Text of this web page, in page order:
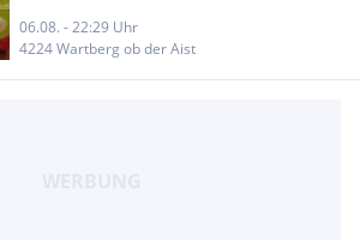
06.08. - 22:29 Uhr
4224 Wartberg ob der Aist